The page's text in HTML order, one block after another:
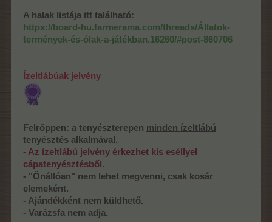
A halak listája itt található:
https://board-hu.farmerama.com/threads/Állatok-
termények-és-ólak-a-játékban.16260/#post-860706
Ízeltlábúak jelvény
Felröppen: a tenyészterepen minden ízeltlábú
tenyésztés alkalmával.
- Az ízeltlábú jelvény érkezhet kis eséllyel
cápatenyésztésből .
- "Önállóan" nem lehet megvenni, csak kosár
elemeként.
- Ajándékként nem küldhető.
- Varázsfa nem adja.